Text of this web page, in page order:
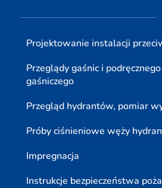
Projektowanie instalacji
Przeglądy gaśnic i
gaśniczego
Przegląd hydrantów, pomiar
Próby ciśnieniowe węży
Impregnacja
Instrukcje bezpieczeństwa